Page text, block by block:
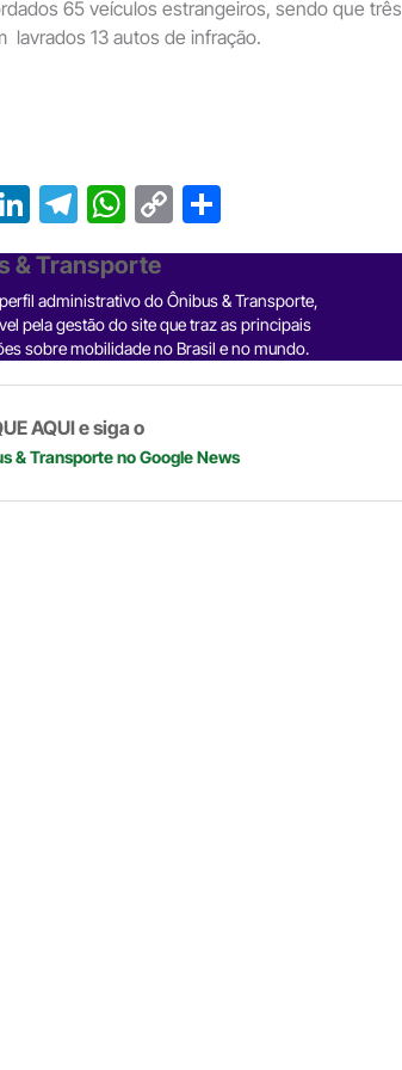
65 veículos estrangeiros, sendo que três
lavrados 13 autos de infração.
Li
n
ke
dI
n
T
el
e
gr
a
m
W
h
at
s
A
p
p
C
o
p
y
Li
n
h
e
& Transporte
administrativo do Ônibus & Transporte,
pela gestão do site que traz as principais
sobre mobilidade no Brasil e no mundo.
AQUI e siga o
& Transporteno Google News